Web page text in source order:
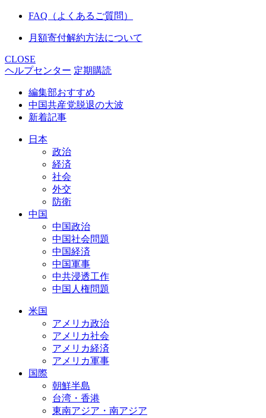
FAQ（よくあるご質問）
月額寄付解約方法について
CLOSE
ヘルプセンター 定期購読
編集部おすすめ
中国共産党脱退の大波
新着記事
日本
政治
経済
社会
外交
防衛
中国
中国政治
中国社会問題
中国経済
中国軍事
中共浸透工作
中国人権問題
米国
アメリカ政治
アメリカ社会
アメリカ経済
アメリカ軍事
国際
朝鮮半島
台湾・香港
東南アジア・南アジア